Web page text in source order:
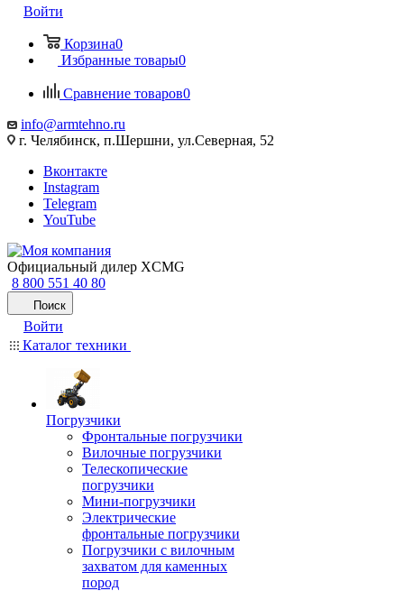
Войти
Корзина0
Избранные товары0
Сравнение товаров0
info@armtehno.ru
г. Челябинск, п.Шершни, ул.Северная, 52
Вконтакте
Instagram
Telegram
YouTube
Официальный дилер XCMG
8 800 551 40 80
Поиск
Войти
Каталог техники
Погрузчики
Фронтальные погрузчики
Вилочные погрузчики
Телескопические
погрузчики
Мини-погрузчики
Электрические
фронтальные погрузчики
Погрузчики с вилочным
захватом для каменных
пород